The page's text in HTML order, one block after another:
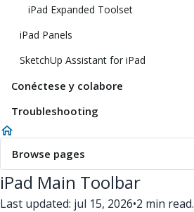
iPad Expanded Toolset
iPad Panels
SketchUp Assistant for iPad
Conéctese y colabore
Troubleshooting
Browse pages
iPad Main Toolbar
Last updated: jul 15, 2026•2 min read.